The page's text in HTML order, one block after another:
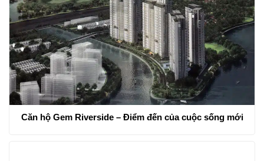
Căn hộ Gem Riverside – Điểm đến của cuộc sống mới